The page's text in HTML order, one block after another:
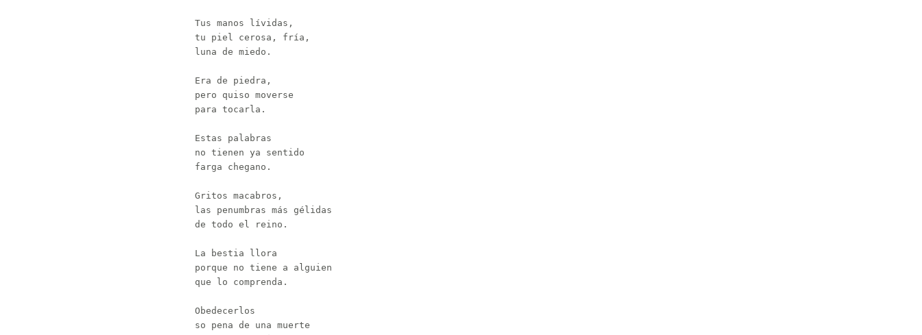
Tus manos lívidas,
tu piel cerosa, fría,
luna de miedo.
Era de piedra,
pero quiso moverse
para tocarla.
Estas palabras
no tienen ya sentido
farga chegano.
Gritos macabros,
las penumbras más gélidas
de todo el reino.
La bestia llora
porque no tiene a alguien
que lo comprenda.
Obedecerlos
so pena de una muerte